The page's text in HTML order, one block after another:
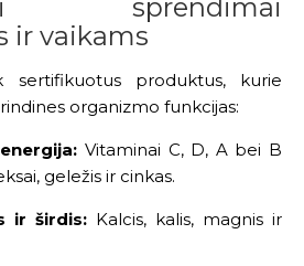
sprendimai
ir vaikams
sertifikuotus produktus, kurie
organizmo funkcijas:
Vitaminai C, D, A bei B
geležis ir cinkas.
ir širdis: Kalcis, kalis, magnis ir